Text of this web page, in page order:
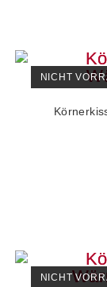
NICHT
NICHT